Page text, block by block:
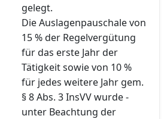
gelegt.
Die Auslagenpauschale von
15 % der Regelvergütung
für das erste Jahr der
Tätigkeit sowie von 10 %
für jedes weitere Jahr gem.
§ 8 Abs. 3 InsVV wurde -
unter Beachtung der